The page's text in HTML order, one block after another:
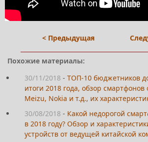
< Предыдущая
Похожие материалы:
30/11/2018 - ТОП-10 бюджетников
итоги 2018 года, обзор смартфонов
Meizu, Nokia и т.д., их
30/08/2018 - Какой недорогой
в 2018 году? Обзор и
устройств от ведущей китайской